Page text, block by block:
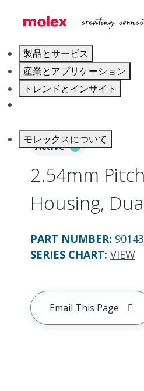
製品とサービス
産業とアプリケーション
トレンドとインサイト
モレックスについて
Active
2.54mm
Housing,
PART NUMBER:
SERIES CHART: VIEW
Email This Page